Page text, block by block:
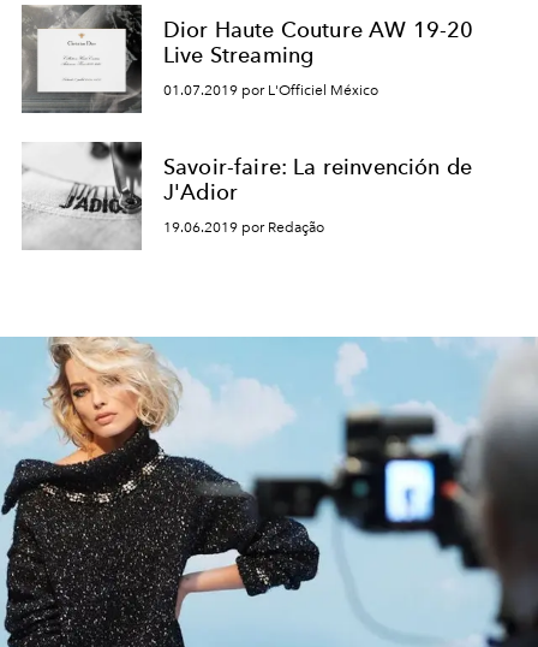
Dior Haute Couture AW 19-20
Live Streaming
01.07.2019 por L'Officiel México
Savoir-faire: La reinvención de
J'Adior
19.06.2019 por Redação